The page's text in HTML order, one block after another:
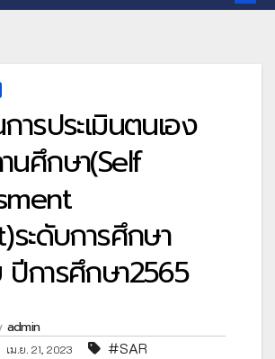
ารประเมินตนเอง
นศึกษา(Self
ระดับการศึกษา
การศึกษา2565
admin
เม.ย. 21, 2023 #SAR